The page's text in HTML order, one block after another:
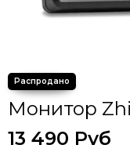
Монитор
13 490 Руб